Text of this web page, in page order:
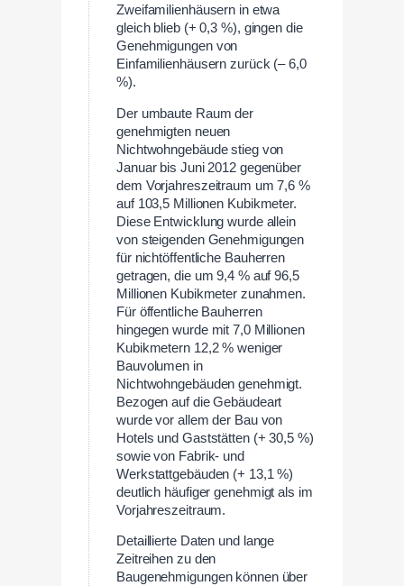
Zweifamilienhäusern in etwa
gleich blieb (+ 0,3 %), gingen die
Genehmigungen von
Einfamilienhäusern zurück (– 6,0
%).
Der umbaute Raum der
genehmigten neuen
Nichtwohngebäude stieg von
Januar bis Juni 2012 gegenüber
dem Vorjahreszeitraum um 7,6 %
auf 103,5 Millionen Kubikmeter.
Diese Entwicklung wurde allein
von steigenden Genehmigungen
für nichtöffentliche Bauherren
getragen, die um 9,4 % auf 96,5
Millionen Kubikmeter zunahmen.
Für öffentliche Bauherren
hingegen wurde mit 7,0 Millionen
Kubikmetern 12,2 % weniger
Bauvolumen in
Nichtwohngebäuden genehmigt.
Bezogen auf die Gebäudeart
wurde vor allem der Bau von
Hotels und Gaststätten (+ 30,5 %)
sowie von Fabrik- und
Werkstattgebäuden (+ 13,1 %)
deutlich häufiger genehmigt als im
Vorjahreszeitraum.
Detaillierte Daten und lange
Zeitreihen zu den
Baugenehmigungen können über